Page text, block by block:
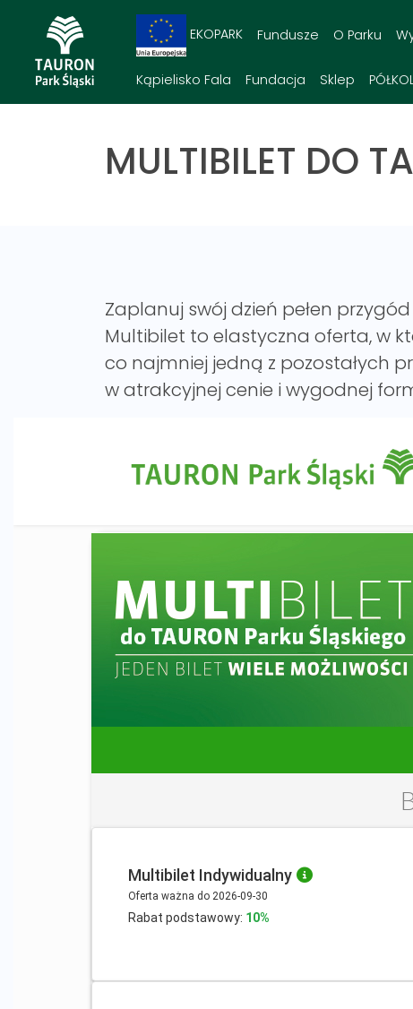
EKOPARK Fundusze O Parku
Kąpielisko Fala Fundacja Sklep
MULTIBILET DO
Zaplanuj swój dzień pełen
Multibilet to elastyczna oferta, w
co najmniej jedną z pozostałych
w atrakcyjnej cenie i wygodnej